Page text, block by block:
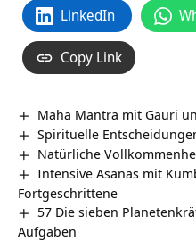
LinkedIn
Copy Link
Maha Mantra mit Gauri
Spirituelle
Natürliche
Intensive Asanas mit
Fortgeschrittene
57 Die sieben
Aufgaben